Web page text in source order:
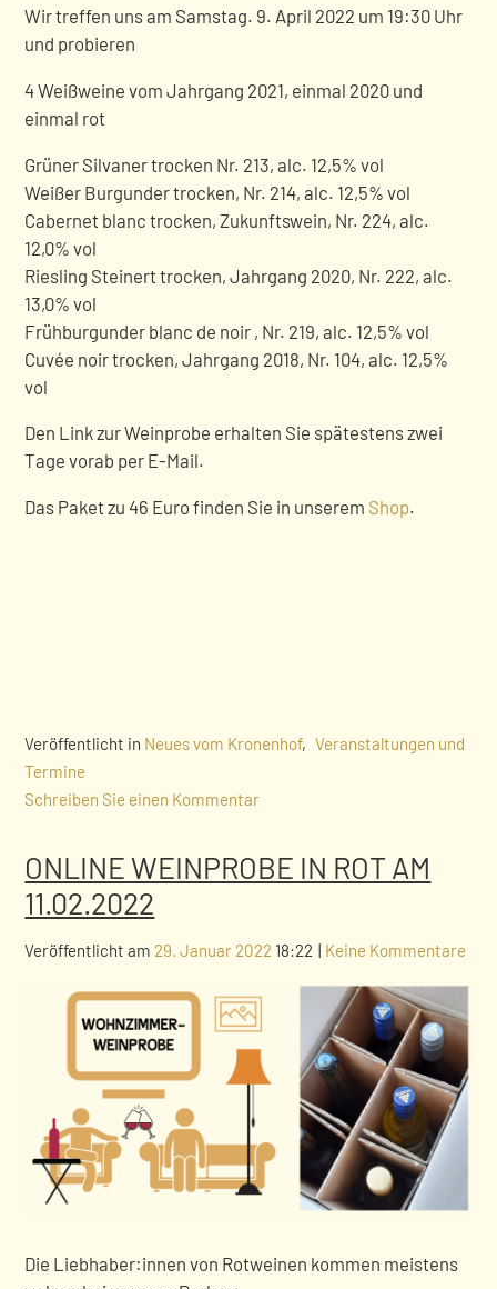
Wir treffen uns am Samstag. 9. April 2022 um 19:30 Uhr
und probieren
4 Weißweine vom Jahrgang 2021, einmal 2020 und
einmal rot
Grüner Silvaner trocken Nr. 213, alc. 12,5% vol
Weißer Burgunder trocken, Nr. 214, alc. 12,5% vol
Cabernet blanc trocken, Zukunftswein, Nr. 224, alc.
12,0% vol
Riesling Steinert trocken, Jahrgang 2020, Nr. 222, alc.
13,0% vol
Frühburgunder blanc de noir , Nr. 219, alc. 12,5% vol
Cuvée noir trocken, Jahrgang 2018, Nr. 104, alc. 12,5%
vol
Den Link zur Weinprobe erhalten Sie spätestens zwei
Tage vorab per E-Mail.
Das Paket zu 46 Euro finden Sie in unserem Shop.
Veröffentlicht in Neues vom Kronenhof, Veranstaltungen und
Termine
Schreiben Sie einen Kommentar
ONLINE WEINPROBE IN ROT AM
11.02.2022
Veröffentlicht am 29. Januar 2022 18:22 | Keine Kommentare
Die Liebhaber:innen von Rotweinen kommen meistens